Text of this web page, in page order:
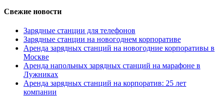
Свежие новости
Зарядные станции для телефонов
Зарядные станции на новогоднем корпоративе
Аренда зарядных станций на новогодние корпоративы в
Москве
Аренда напольных зарядных станций на марафоне в
Лужниках
Аренда зарядных станций на корпоратив: 25 лет
компании